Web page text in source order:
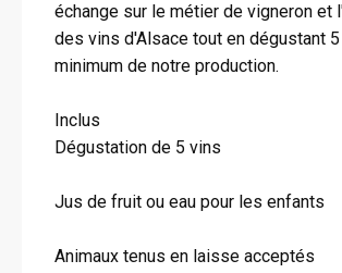
échange sur le métier de vigneron et
des vins d'Alsace tout en dégustant
minimum de notre production.
Inclus
Dégustation de 5 vins
Jus de fruit ou eau pour les enfants
Animaux tenus en laisse acceptés